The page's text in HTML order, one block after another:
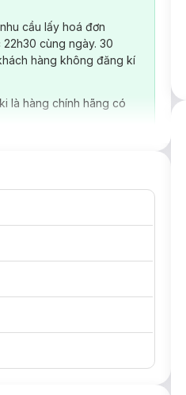
cầu lấy hoá đơn
cùng ngày. 30
hàng không đăng kí
là hàng chính hãng có